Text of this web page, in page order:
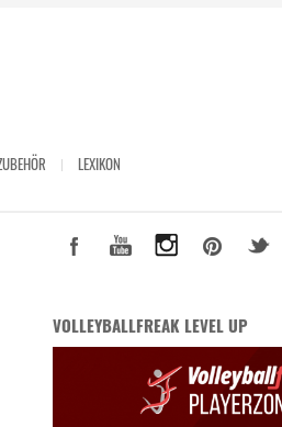
LEXIKON
VOLLEYBALLFREAK LEVEL UP